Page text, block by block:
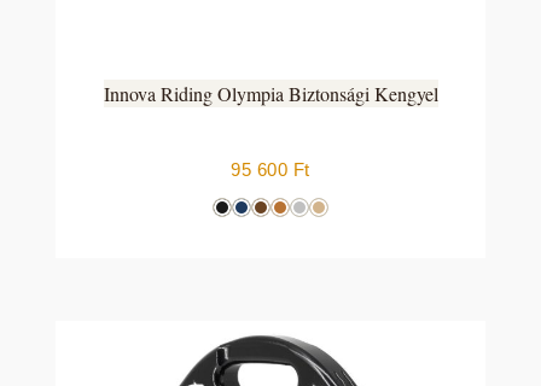
Innova Riding Olympia Biztonsági Kengyel
95 600 Ft